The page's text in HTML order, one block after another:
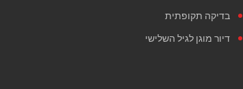
בדיקה תקופתית
דיור מוגן לגיל השלישי